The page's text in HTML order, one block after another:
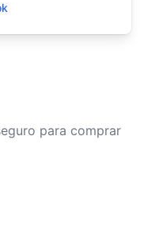
para comprar